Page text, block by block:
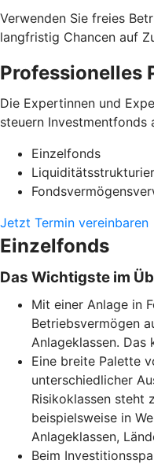
Verwenden Sie freies
langfristig Chancen auf
Professionelles
Die Expertinnen und
steuern Investmentfonds
Einzelfonds
Jetzt Termin vereinbaren
Einzelfonds
Das Wichtigste im
Mit einer Anlage in
Betriebsvermögen
Anlageklassen. Das
Eine breite Palette
unterschiedlicher
Risikoklassen steht
beispielsweise in
Anlageklassen,
Beim